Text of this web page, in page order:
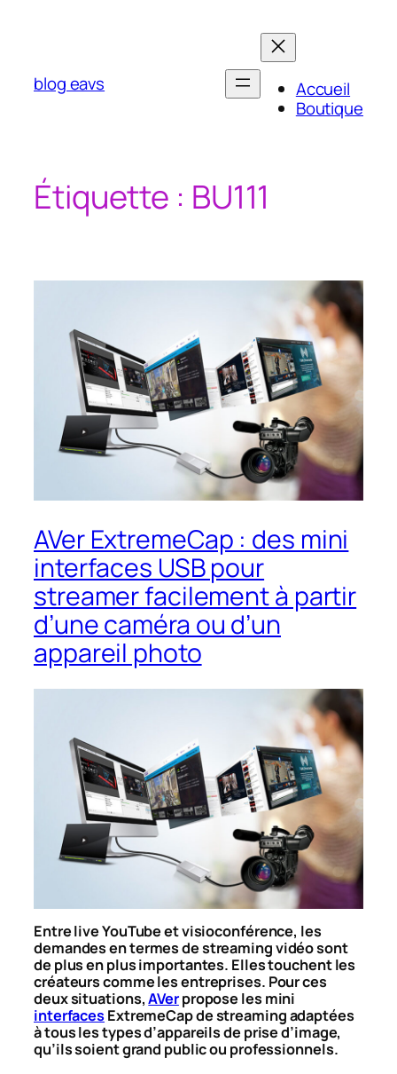
blog eavs
Accueil
Boutique
Étiquette : BU111
AVer ExtremeCap : des mini
interfaces USB pour
streamer facilement à partir
d’une caméra ou d’un
appareil photo
Entre live YouTube et visioconférence, les
demandes en termes de streaming vidéo sont
de plus en plus importantes. Elles touchent les
créateurs comme les entreprises. Pour ces
deux situations,AVerpropose les mini
interfacesExtremeCap de streaming adaptées
à tous les types d’appareils de prise d’image,
qu’ils soient grand public ou professionnels.